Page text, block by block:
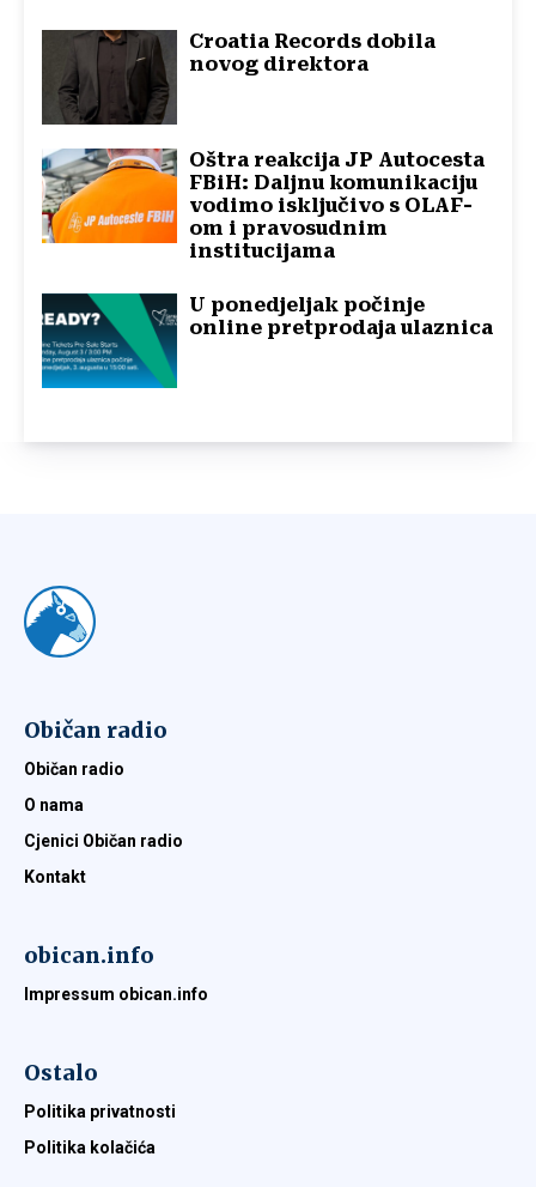
Croatia Records dobila
novog direktora
Oštra reakcija JP Autocesta
FBiH: Daljnu komunikaciju
vodimo isključivo s OLAF-
om i pravosudnim
institucijama
U ponedjeljak počinje
online pretprodaja ulaznica
Običan radio
Običan radio
O nama
Cjenici Običan radio
Kontakt
obican.info
Impressum obican.info
Ostalo
Politika privatnosti
Politika kolačića